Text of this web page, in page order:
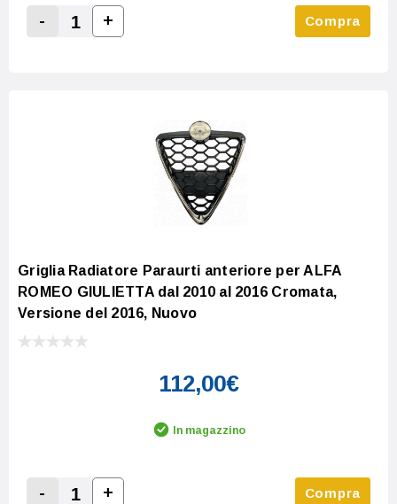
Decrease Quantity:
-
Increase Quantity:
+ Compra
Griglia Radiatore Paraurti anteriore per ALFA
ROMEO GIULIETTA dal 2010 al 2016 Cromata,
Versione del 2016, Nuovo
112,00€
In magazzino
- + Compra